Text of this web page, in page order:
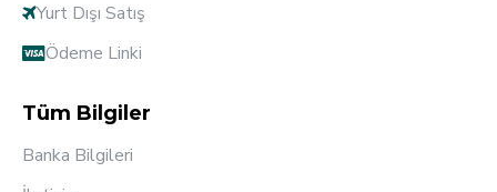
Yurt Dışı Satış
Ödeme Linki
Tüm Bilgiler
Banka Bilgileri